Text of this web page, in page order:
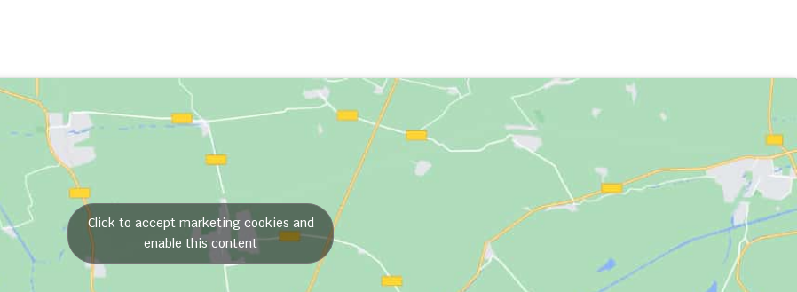
Click to accept marketing cookies and
enable this content